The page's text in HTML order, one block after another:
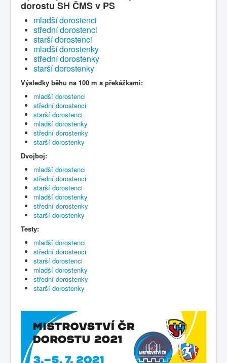
dorostu SH ČMS v PS
mladší dorostenci
střední dorostenci
starší dorostenci
mladší dorostenky
střední dorostenky
starší dorostenky
Výsledky běhu na 100 m s překážkami:
mladší dorostenci
střední dorostenci
starší dorostenci
mladší dorostenky
střední dorostenky
starší dorostenky
Dvojboj:
mladší dorostenci
střední dorostenci
starší dorostenci
mladší dorostenky
střední dorostenky
starší dorostenky
Testy:
mladší dorostenci
střední dorostenci
starší dorostenci
mladší dorostenky
střední dorostenky
starší dorostenky